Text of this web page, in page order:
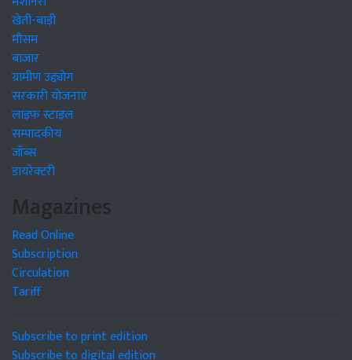
खेती-बाड़ी
मौसम
बाजार
ग्रामीण उद्द्योग
सरकारी योजनाएं
लाइफ स्टाइल
सम्पादकीय
जॉब्स
डायरेक्टरी
Magazines
Read Online
Subscription
Circulation
Tariff
Subscribe to print edition
Subscribe to digital edition